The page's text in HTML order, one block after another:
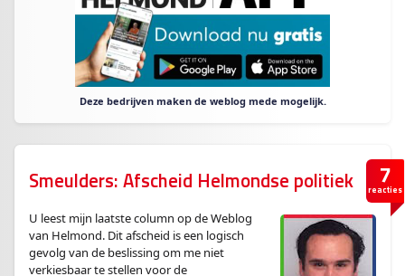
Deze bedrijven maken de weblog mede mogelijk.
7
reacties
Smeulders: Afscheid Helmondse politiek
U leest mijn laatste column op de Weblog
van Helmond. Dit afscheid is een logisch
gevolg van de beslissing om me niet
verkiesbaar te stellen voor de